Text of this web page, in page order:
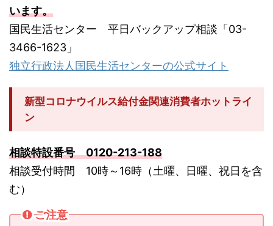
います。
国民生活センター 平日バックアップ相談「03-
3466-1623」
独立行政法人国民生活センターの公式サイト
新型コロナウイルス給付金関連消費者ホットライ
ン
相談特設番号 0120-213-188
相談受付時間 10時～16時（土曜、日曜、祝日を含
む）
ご注意